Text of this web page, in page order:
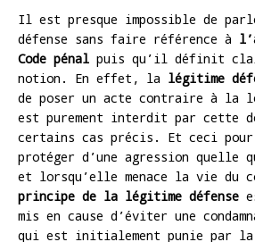
Il est presque impossible de
défense sans faire référence à
Code pénal puis qu’il définit
notion. En effet, la légitime
de poser un acte contraire à la
est purement interdit par cette
certains cas précis. Et ceci pour
protéger d’une agression quelle
et lorsqu’elle menace la vie du
principe de la légitime défense
mis en cause d’éviter une
qui est initialement punie par